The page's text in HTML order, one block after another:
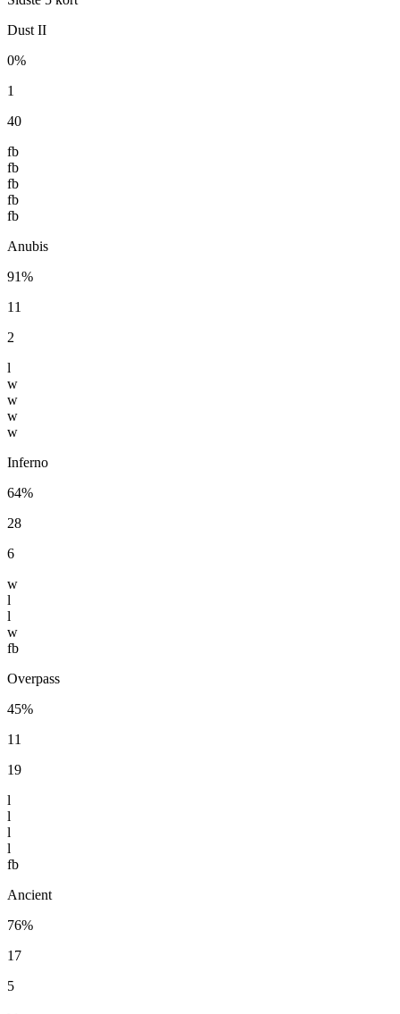
Dust II
0%
1
40
fb
fb
fb
fb
fb
Anubis
91%
11
2
l
w
w
w
w
Inferno
64%
28
6
w
l
l
w
fb
Overpass
45%
11
19
l
l
l
l
fb
Ancient
76%
17
5